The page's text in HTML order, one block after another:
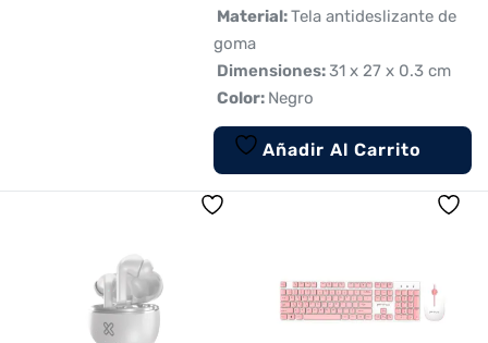
Material:Tela antideslizante de
goma
 Dimensiones:31 x 27 x 0.3 cm
Color: Negro
Añadir Al Carrito